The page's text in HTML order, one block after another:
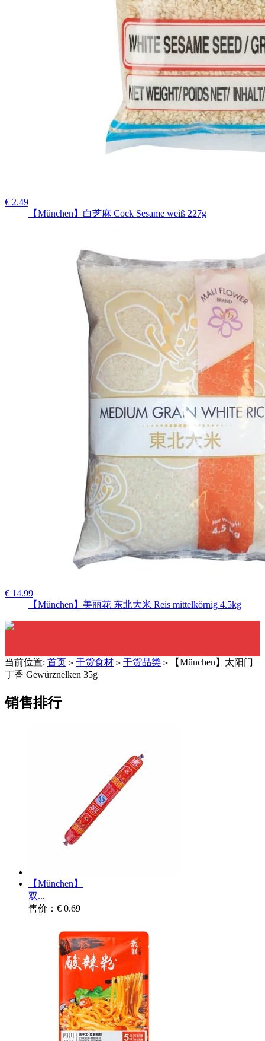
€ 2.49
【München】白芝麻 Cock Sesame weiß 227g
€ 14.99
【München】美丽花 东北大米 Reis mittelkörnig 4.5kg
当前位置: 首页 > 干货食材 > 干货品类 > 【München】太阳门
丁香 Gewürznelken 35g
销售排行
【München】
双...
售价：€ 0.69